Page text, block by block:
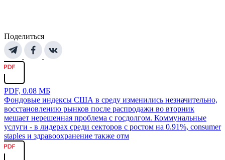
Поделиться
PDF, 0.08 МБ
Фондовые индексы США в среду изменились незначительно,
восстановлению рынков после распродажи во вторник
мешает нерешенная проблема с госдолгом. Коммунальные
услуги - в лидерах среди секторов с ростом на 0.91%, consumer
staples и здравоохранение также отм